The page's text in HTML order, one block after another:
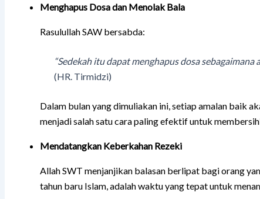
Menghapus Dosa dan Menolak Bala
Rasulullah SAW bersabda:
“Sedekah itu dapat menghapus dosa sebagaimana
(HR. Tirmidzi)
Dalam bulan yang dimuliakan ini, setiap amalan baik
menjadi salah satu cara paling efektif untuk
Mendatangkan Keberkahan Rezeki
Allah SWT menjanjikan balasan berlipat bagi orang
tahun baru Islam, adalah waktu yang tepat untuk